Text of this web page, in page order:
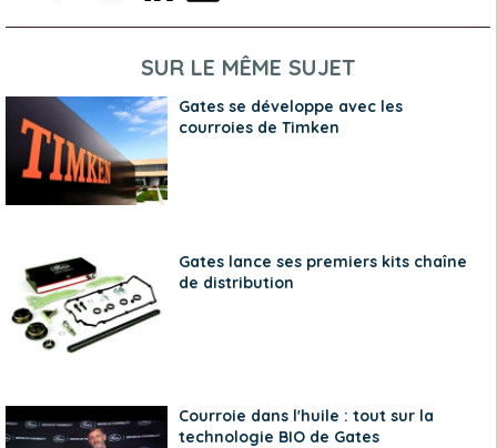
SUR LE MÊME SUJET
Gates se développe avec les
courroies de Timken
Gates lance ses premiers kits chaîne
de distribution
Courroie dans l'huile : tout sur la
technologie BIO de Gates